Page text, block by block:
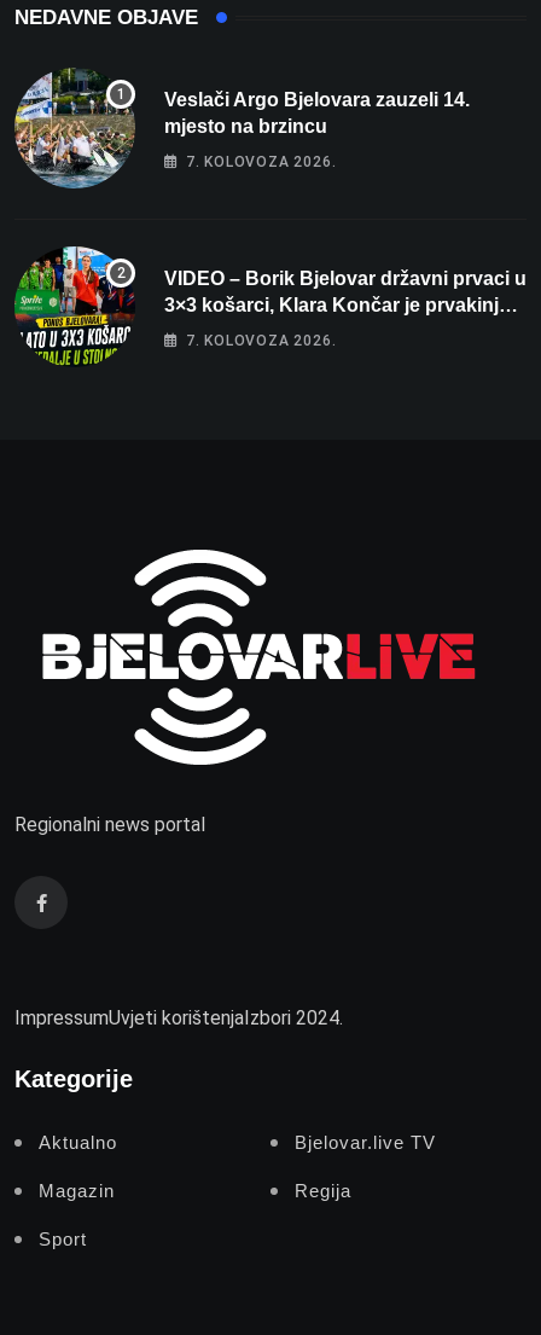
NEDAVNE OBJAVE
Veslači Argo Bjelovara zauzeli 14.
mjesto na brzincu
7. KOLOVOZA 2026.
VIDEO – Borik Bjelovar državni prvaci u
3×3 košarci, Klara Končar je prvakinja
Hrvatske u stolnom tenisu!
7. KOLOVOZA 2026.
Regionalni news portal
ImpressumUvjeti korištenja Izbori 2024.
Kategorije
Aktualno Bjelovar.live TV
Magazin Regija
Sport